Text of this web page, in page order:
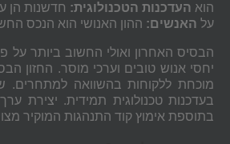
הוא העדכנות הטכנולוגית: חדשנות הן
על האנשים: ההון האנושי הוא הנכס
הבסיס האחרון ואולי החשוב ביותר על
יחסי אנוש טובים וערכי מוסר. החזון
מוכחת ללקוחות בהשוואה למתחרים.
בעדכנות טכנולוגית תמידית. יצירת
בתוספת אימוץ קוד התנהגות המוקיר